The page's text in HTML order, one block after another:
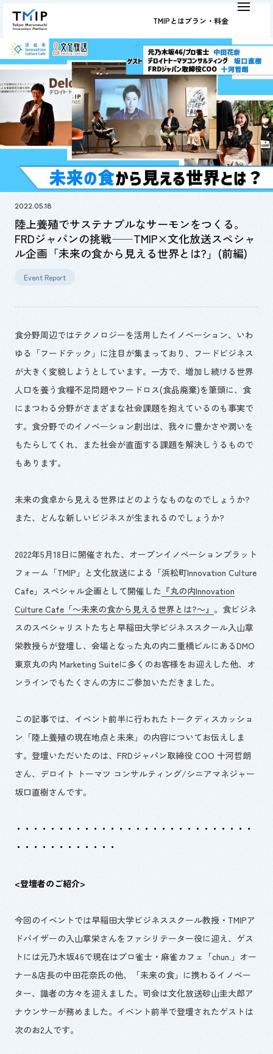
TMIPとはプラン・料金
2022.05.18
陸上養殖でサステナブルなサーモンをつくる。
FRDジャパンの挑戦――TMIP×文化放送スペシャ
ル企画「未来の食から見える世界とは?」(前編)
Event Report
食分野周辺ではテクノロジーを活用したイノベーション、いわ
ゆる「フードテック」に注目が集まっており、フードビジネス
が大きく変貌しようとしています。一方で、増加し続ける世界
人口を養う食糧不足問題やフードロス(食品廃棄)を筆頭に、食
にまつわる分野がさまざまな社会課題を抱えているのも事実で
す。食分野でのイノベーション創出は、我々に豊かさや潤いを
もたらしてくれ、また社会が直面する課題を解決しうるもので
もあります。
未来の食卓から見える世界はどのようなものなのでしょうか?
また、どんな新しいビジネスが生まれるのでしょうか?
2022年5 月18日に開催された、オープンイノベーションプラット
フォーム「TMIP 」と文化放送による「浜松町Innovation Culture
Cafe」スペシャル企画として開催した 『丸の内Innovation
Culture Cafe「～未来の食から見える世界とは?～』 。食ビジネ
スのスペシャリストたちと早稲田大学ビジネススクール入山章
栄教授らが登壇し、会場となった丸の内二重橋ビルにあるDMO
東京丸の内 Marketing Suiteに多くのお客様をお迎えした他、オ
ンラインでもたくさんの方にご参加いただきました。
この記事では、イベント前半に行われたトークディスカッショ
ン「陸上養殖の現在地点と未来」の内容についてお伝えしま
す。登壇いただいたのは、 FRDジャパン取締役COO 十河哲朗
さん、デロイト トーマツ コンサルティング/シニアマネジャー
坂口直樹さんです。
・・・・・・・・・・・・・・・・・・・・・・・・・・・・
・・・・・・・・・・・・
<登壇者のご紹介>
今回のイベントでは早稲田大学ビジネススクール教授・ TMIPア
ドバイザーの入山章栄さんをファシリテーター役に迎え、ゲス
トには元乃木坂46で現在はプロ雀士・麻雀カフェ「chun. 」オー
ナー&店長の中田花奈氏の他、「未来の食」に携わるイノベー
ター、識者の方々を迎えました。司会は文化放送砂山圭大郎ア
ナウンサーが務めました。イベント前半で登壇されたゲストは
次のお2人です。